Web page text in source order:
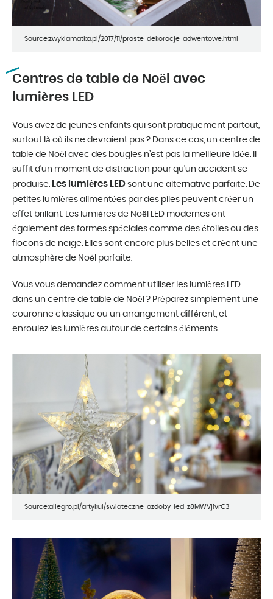
Source:zwyklamatka.pl/2017/11/proste-dekoracje-adwentowe.html
Centres de table de Noël avec
lumières LED
Vous avez de jeunes enfants qui sont pratiquement partout,
surtout là où ils ne devraient pas ? Dans ce cas, un centre de
table de Noël avec des bougies n’est pas la meilleure idée. Il
suffit d’un moment de distraction pour qu’un accident se
produise. Les lumières LED sont une alternative parfaite. De
petites lumières alimentées par des piles peuvent créer un
effet brillant. Les lumières de Noël LED modernes ont
également des formes spéciales comme des étoiles ou des
flocons de neige. Elles sont encore plus belles et créent une
atmosphère de Noël parfaite.
Vous vous demandez comment utiliser les lumières LED
dans un centre de table de Noël ? Préparez simplement une
couronne classique ou un arrangement différent, et
enroulez les lumières autour de certains éléments.
Source:allegro.pl/artykul/swiateczne-ozdoby-led-z8MWVj1vrC3